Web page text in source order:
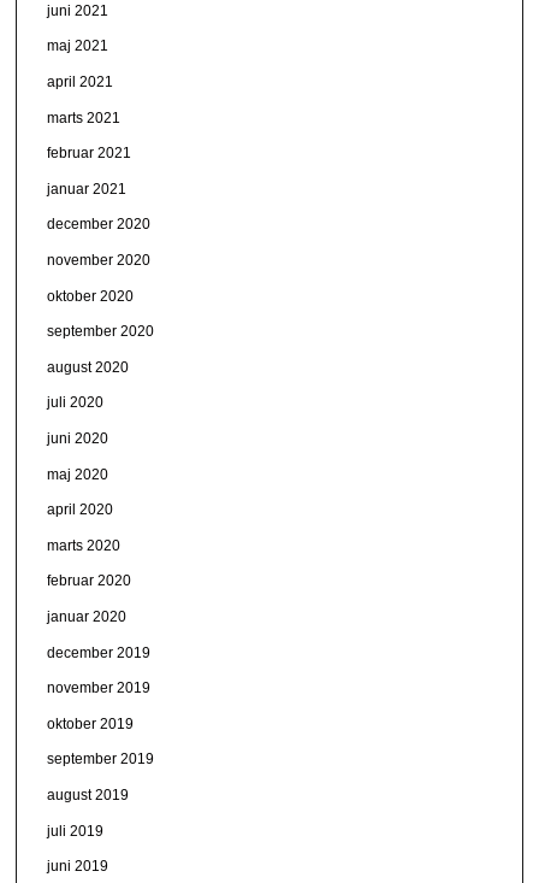
juni 2021
maj 2021
april 2021
marts 2021
februar 2021
januar 2021
december 2020
november 2020
oktober 2020
september 2020
august 2020
juli 2020
juni 2020
maj 2020
april 2020
marts 2020
februar 2020
januar 2020
december 2019
november 2019
oktober 2019
september 2019
august 2019
juli 2019
juni 2019